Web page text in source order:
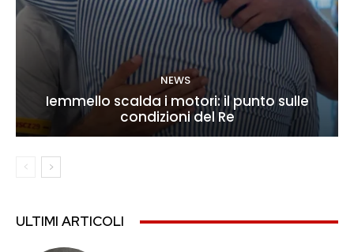
NEWS
Iemmello scalda i motori: il punto sulle
condizioni del Re
ULTIMI ARTICOLI